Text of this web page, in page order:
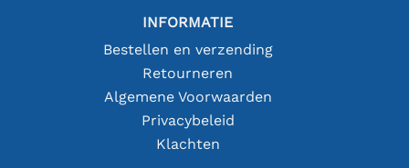
INFORMATIE
Bestellen en verzending
Retourneren
Algemene Voorwaarden
Privacybeleid
Klachten